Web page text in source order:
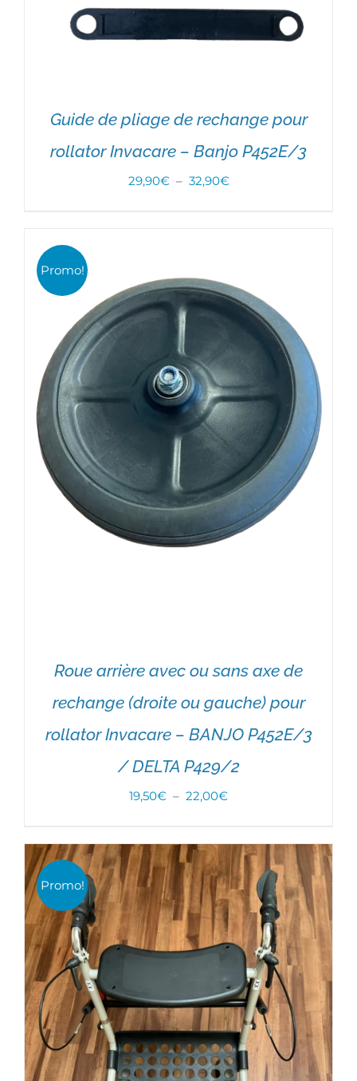
Guide de pliage de rechange pour
rollator Invacare – Banjo P452E/3
29,90€ – 32,90€Plage
à
32,90€
Promo!
Note 5.00
sur 5
CHOIX DES OPTIONS / DÉTAILS
Roue arrière avec ou sans axe de
rechange (droite ou gauche) pour
rollator Invacare – BANJO P452E/3
/ DELTA P429/2
19,50€ – 22,00€Plage
prix :
19,50€
à
22,00€
Promo!